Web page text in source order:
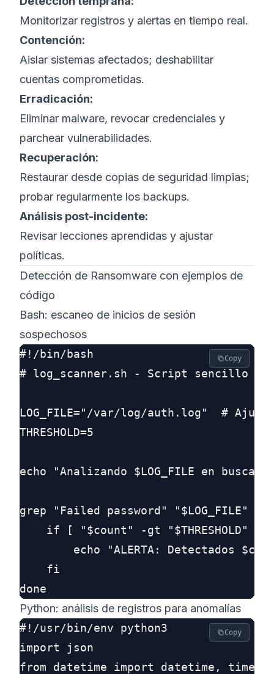
Monitorizar registros y alertas en tiempo real.
Contención:
Aislar sistemas afectados; deshabilitar
cuentas comprometidas.
Erradicación:
Eliminar malware, revocar credenciales y
parchear vulnerabilidades.
Recuperación:
Restaurar desde copias de seguridad limpias;
probar regularmente los backups.
Análisis post-incidente:
Revisar lecciones aprendidas y ajustar
políticas.
Detección de Ransomware con ejemplos de
código
Bash: escaneo de inicios de sesión
sospechosos
#!/bin/bash
# log_scanner.sh - Script sencillo
LOG_FILE="/var/log/auth.log"  #
THRESHOLD=5
echo "Analizando $LOG_FILE en
grep "Failed password"
if [ "$count" -gt "$THRESHOLD" ];
echo "ALERTA: Detectados
    fi
Copy
Python: análisis de registros para anomalías
#!/usr/bin/env python3
import json
from datetime import datetime,
Copy